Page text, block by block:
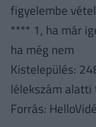
figyelembe
**** 1, ha már
ha még nem
Kistelepülés:
lélekszám alatti
Forrás: